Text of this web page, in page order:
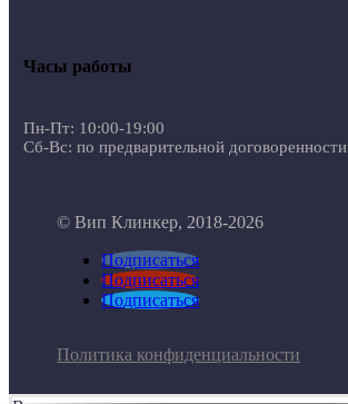
Часы работы
Пн-Пт: 10:00-19:00
Сб-Вс: по предварительной договоренности
© Вип Клинкер, 2018-2026
Подписаться
Подписаться
Подписаться
Политика конфиденциальности